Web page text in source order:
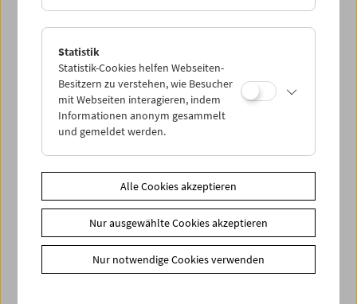
Share on
News
Fotos unserer Gäste
Gästebuch
Jobs
Statistik
Statistik-Cookies helfen Webseiten-
Besitzern zu verstehen, wie Besucher
mit Webseiten interagieren, indem
Informationen anonym gesammelt
und gemeldet werden.
Alle Cookies akzeptieren
Nur ausgewählte Cookies akzeptieren
Nur notwendige Cookies verwenden